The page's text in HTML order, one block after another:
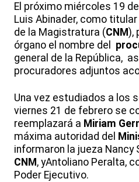
El próximo miércoles 19
Luis Abinader, como titular
de la Magistratura (CNM ),
órgano el nombre del
general de la República,
procuradores adjuntos
Una vez estudiados a los
viernes 21 de febrero se
reemplazará a Miriam
máxima autoridad del
informaron la jueza Nancy
CNM , yAntoliano Peralta,
Poder Ejecutivo.